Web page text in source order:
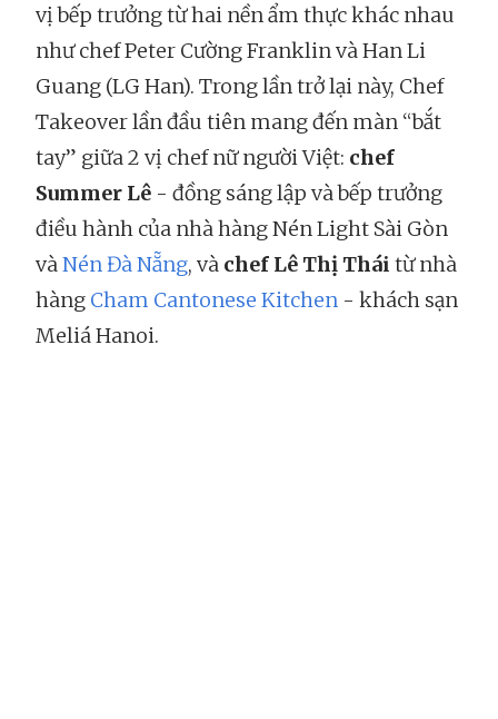
vị bếp trưởng từ hai nền ẩm thực khác nhau
như chef Peter Cường Franklin và Han Li
Guang (LG Han). Trong lần trở lại này, Chef
Takeover lần đầu tiên mang đến màn “bắt
tay” giữa 2 vị chef nữ người Việt: chef
Summer Lê - đồng sáng lập và bếp trưởng
điều hành của nhà hàng Nén Light Sài Gòn
vàNén Đà Nẵng, và chef Lê Thị Thái từ nhà
hàng Cham Cantonese Kitchen - khách sạn
Meliá Hanoi.